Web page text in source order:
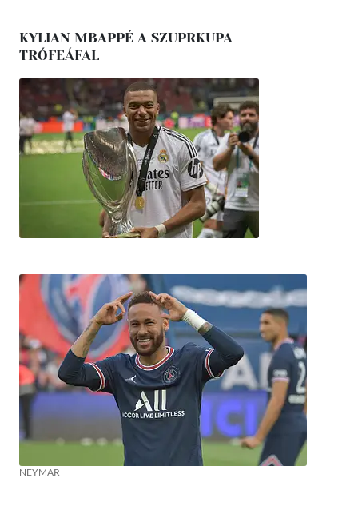
KYLIAN MBAPPÉ A SZUPRKUPA-
TRÓFEÁFAL
NEYMAR